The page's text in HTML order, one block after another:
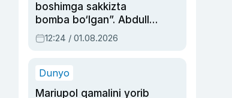
boshimga sakkizta
bomba bo‘lgan”. Abdulla
Oripovni siyosiy
ayblovlardan asrab
12:24 / 01.08.2026
Dunyo
Mariupol qamalini yorib